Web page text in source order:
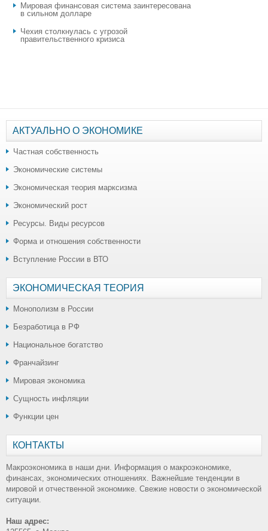
Мировая финансовая система заинтересована
в сильном долларе
Чехия столкнулась с угрозой
правительственного кризиса
АКТУАЛЬНО О ЭКОНОМИКЕ
Частная собственность
Экономические системы
Экономическая теория марксизма
Экономический рост
Ресурсы. Виды ресурсов
Форма и отношения собственности
Вступление России в ВТО
ЭКОНОМИЧЕСКАЯ ТЕОРИЯ
Монополизм в России
Безработица в РФ
Национальное богатство
Франчайзинг
Мировая экономика
Сущность инфляции
Функции цен
КОНТАКТЫ
Макроэкономика в наши дни. Информация о макроэкономике,
финансах, экономических отношениях. Важнейшие тенденции в
мировой и отчественной экономике. Свежие новости о экономической
ситуации.
Наш адрес: